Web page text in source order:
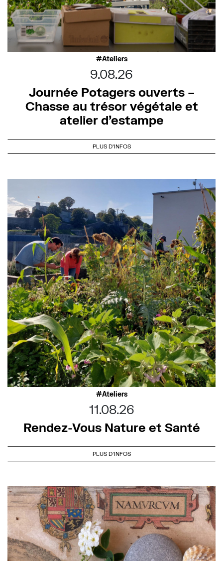
Ateliers
9.08.26
Journée Potagers ouverts –
Chasse au trésor végétale et
atelier d’estampe
PLUS D'INFOS
Ateliers
11.08.26
Rendez-Vous Nature et Santé
PLUS D'INFOS